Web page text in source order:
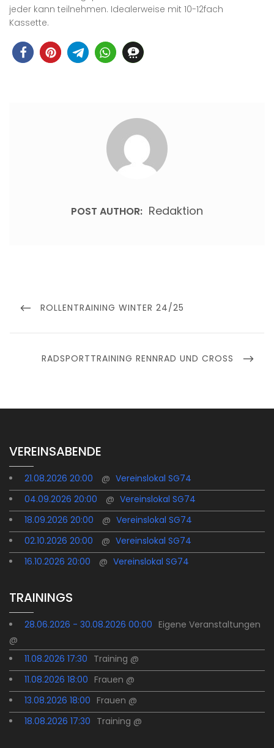
jeder kann teilnehmen. Idealerweise mit 10-12fach
Kassette.
POST AUTHOR: Redaktion
PREVIOUS
ROLLENTRAINING WINTER 24/25
NEXT
RADSPORTTRAINING RENNRAD UND CROSS
VEREINSABENDE
21.08.2026 20:00 @ Vereinslokal SG74
04.09.2026 20:00
@ Vereinslokal SG74
18.09.2026 20:00
@ Vereinslokal SG74
02.10.2026 20:00
@ Vereinslokal SG74
16.10.2026 20:00
@ Vereinslokal SG74
TRAININGS
28.06.2026 - 30.08.2026 00:00 Eigene Veranstaltungen
@
11.08.2026 17:30 Training @
11.08.2026 18:00 Frauen @
13.08.2026 18:00 Frauen @
18.08.2026 17:30 Training @